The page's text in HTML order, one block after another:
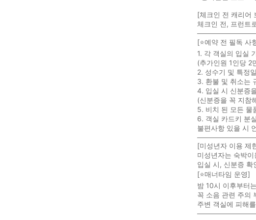
[체크인 전 캐리어
체크인 전, 프런트
[⭐예약 전 필독 사
1. 각 객실의 입실
(추가인원 1인당 2
2. 성수기 및 특정
3. 환불 및 취소는
4. 입실 시 신분증
(신분증을 꼭 지참
5. 비치 된 모든 물
6. 객실 카드키 분
불편사항 있을 시
[미성년자 이용 제
미성년자는 숙박
입실 시, 신분증 확
[⭐매너타임 운영]
밤 10시 이후부터
꼭 소음 관련 주의
주변 객실에 피해